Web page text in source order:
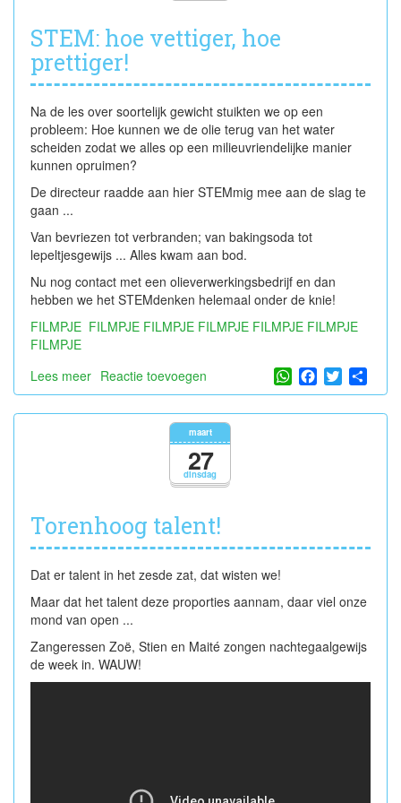
STEM: hoe vettiger, hoe
prettiger!
Na de les over soortelijk gewicht stuikten we op een
probleem: Hoe kunnen we de olie terug van het water
scheiden zodat we alles op een milieuvriendelijke manier
kunnen opruimen?
De directeur raadde aan hier STEMmig mee aan de slag te
gaan ...
Van bevriezen tot verbranden; van bakingsoda tot
lepeltjesgewijs ... Alles kwam aan bod.
Nu nog contact met een olieverwerkingsbedrijf en dan
hebben we het STEMdenken helemaal onder de knie!
FILMPJE FILMPJE FILMPJE FILMPJE FILMPJE FILMPJE
FILMPJE
Lees meer over
STEM:
hoe
Reactie toevoegen WhatsApp
Facebook
Twitter
dinsdag
maart
27
Torenhoog talent!
Dat er talent in het zesde zat, dat wisten we!
Maar dat het talent deze proporties aannam, daar viel onze
mond van open ...
Zangeressen Zoë, Stien en Maité zongen nachtegaalgewijs
de week in. WAUW!